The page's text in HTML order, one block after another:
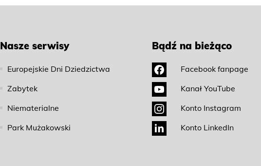
Nasze serwisy
Europejskie Dni Dziedzictwa
Zabytek
Niematerialne
Park Mużakowski
Bądź na bieżąco
Facebook fanpage
Kanał YouTube
Konto Instagram
Konto LinkedIn